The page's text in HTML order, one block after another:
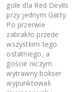
gole dla Red Devils
przy jednym Gatty.
Po przerwie
zabrakło przede
wszystkim tego
ostatniego, a
goście niczym
wytrawny bokser
wypunktowali